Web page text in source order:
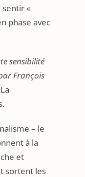
sentir «
phase avec
sensibilité
François
– le
à la
et
sortent les